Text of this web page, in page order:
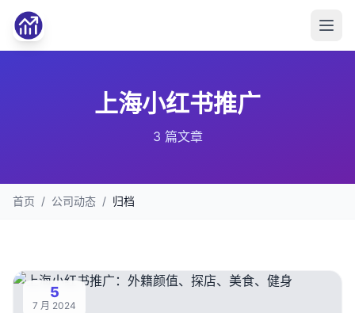
上海小红书推广
3 篇文章
首页 / 公司动态 / 归档
5
7 月 2024